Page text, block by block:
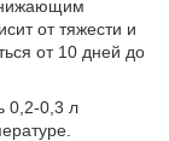
от тяжести и
от 10 дней до
0,2-0,3 л